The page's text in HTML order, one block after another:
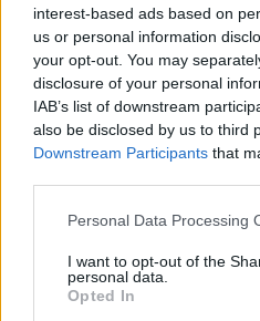
interest-based ads based on
us or personal information
your opt-out. You may
disclosure of your personal
IAB’s list of downstream
also be disclosed by us to third
Downstream Participants that
Please note that this website/
not limited to your visit or
grant or deny consent to
use your data for below
Personal Data Processing
I want to opt-out of the
personal data.
Opted In